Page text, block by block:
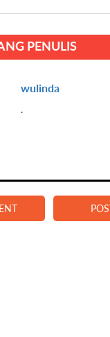
PENULIS
wulinda
.